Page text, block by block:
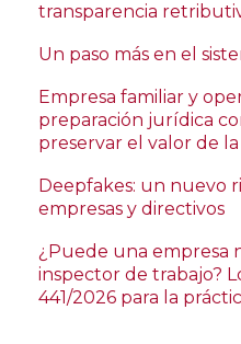
transparencia
Un paso más en el
Empresa familiar y
preparación jurídica
preservar el valor de
Deepfakes: un nuevo
empresas y directivos
¿Puede una empresa
inspector de trabajo?
441/2026 para la